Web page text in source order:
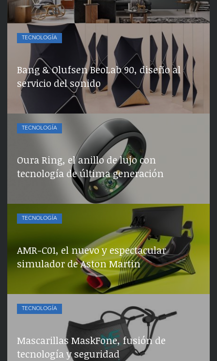
TECNOLOGÍA
Bang & Olufsen BeoLab 90, diseño al
servicio del sonido
TECNOLOGÍA
Oura Ring, el anillo de lujo con
tecnología de última generación
TECNOLOGÍA
AMR-C01, el nuevo y espectacular
simulador de Aston Martin
TECNOLOGÍA
Mascarillas MaskFone, fusión de
tecnología y seguridad